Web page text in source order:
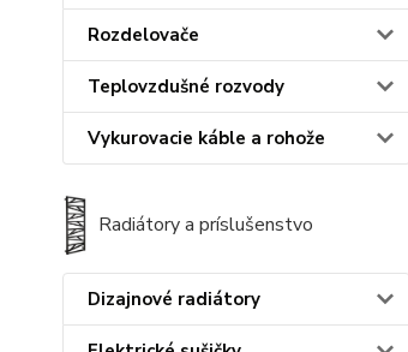
Rozdelovače
Teplovzdušné rozvody
Vykurovacie káble a rohože
Radiátory a príslušenstvo
Dizajnové radiátory